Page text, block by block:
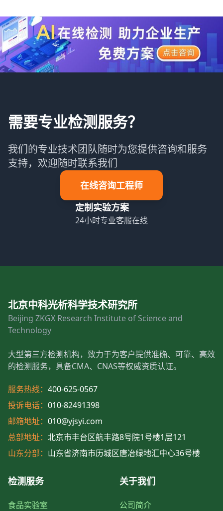
需要专业检测服务？
我们的专业技术团队随时为您提供咨询和服务
支持，欢迎随时联系我们
在线咨询工程师
定制实验方案
24小时专业客服在线
北京中科光析科学技术研究所
Beijing ZKGX Research Institute of Science and
Technology
大型第三方检测机构，致力于为客户提供准确、可靠、高效
的检测服务，具备CMA、CNAS等权威资质认证。
服务热线： 400-625-0567
投诉电话： 010-82491398
邮箱地址： 010@yjsyi.com
总部地址： 北京市丰台区航丰路8号院1号楼1层121
山东分部： 山东省济南市历城区唐冶绿地汇中心36号楼
检测服务
食品实验室
关于我们
公司简介